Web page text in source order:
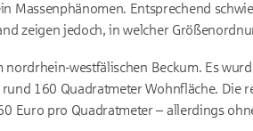
Massenphänomen. Entsprechend
zeigen jedoch, in welcher
nordrhein-westfälischen Beckum. Es
160 Quadratmeter Wohnfläche. Die
Euro pro Quadratmeter – allerdings